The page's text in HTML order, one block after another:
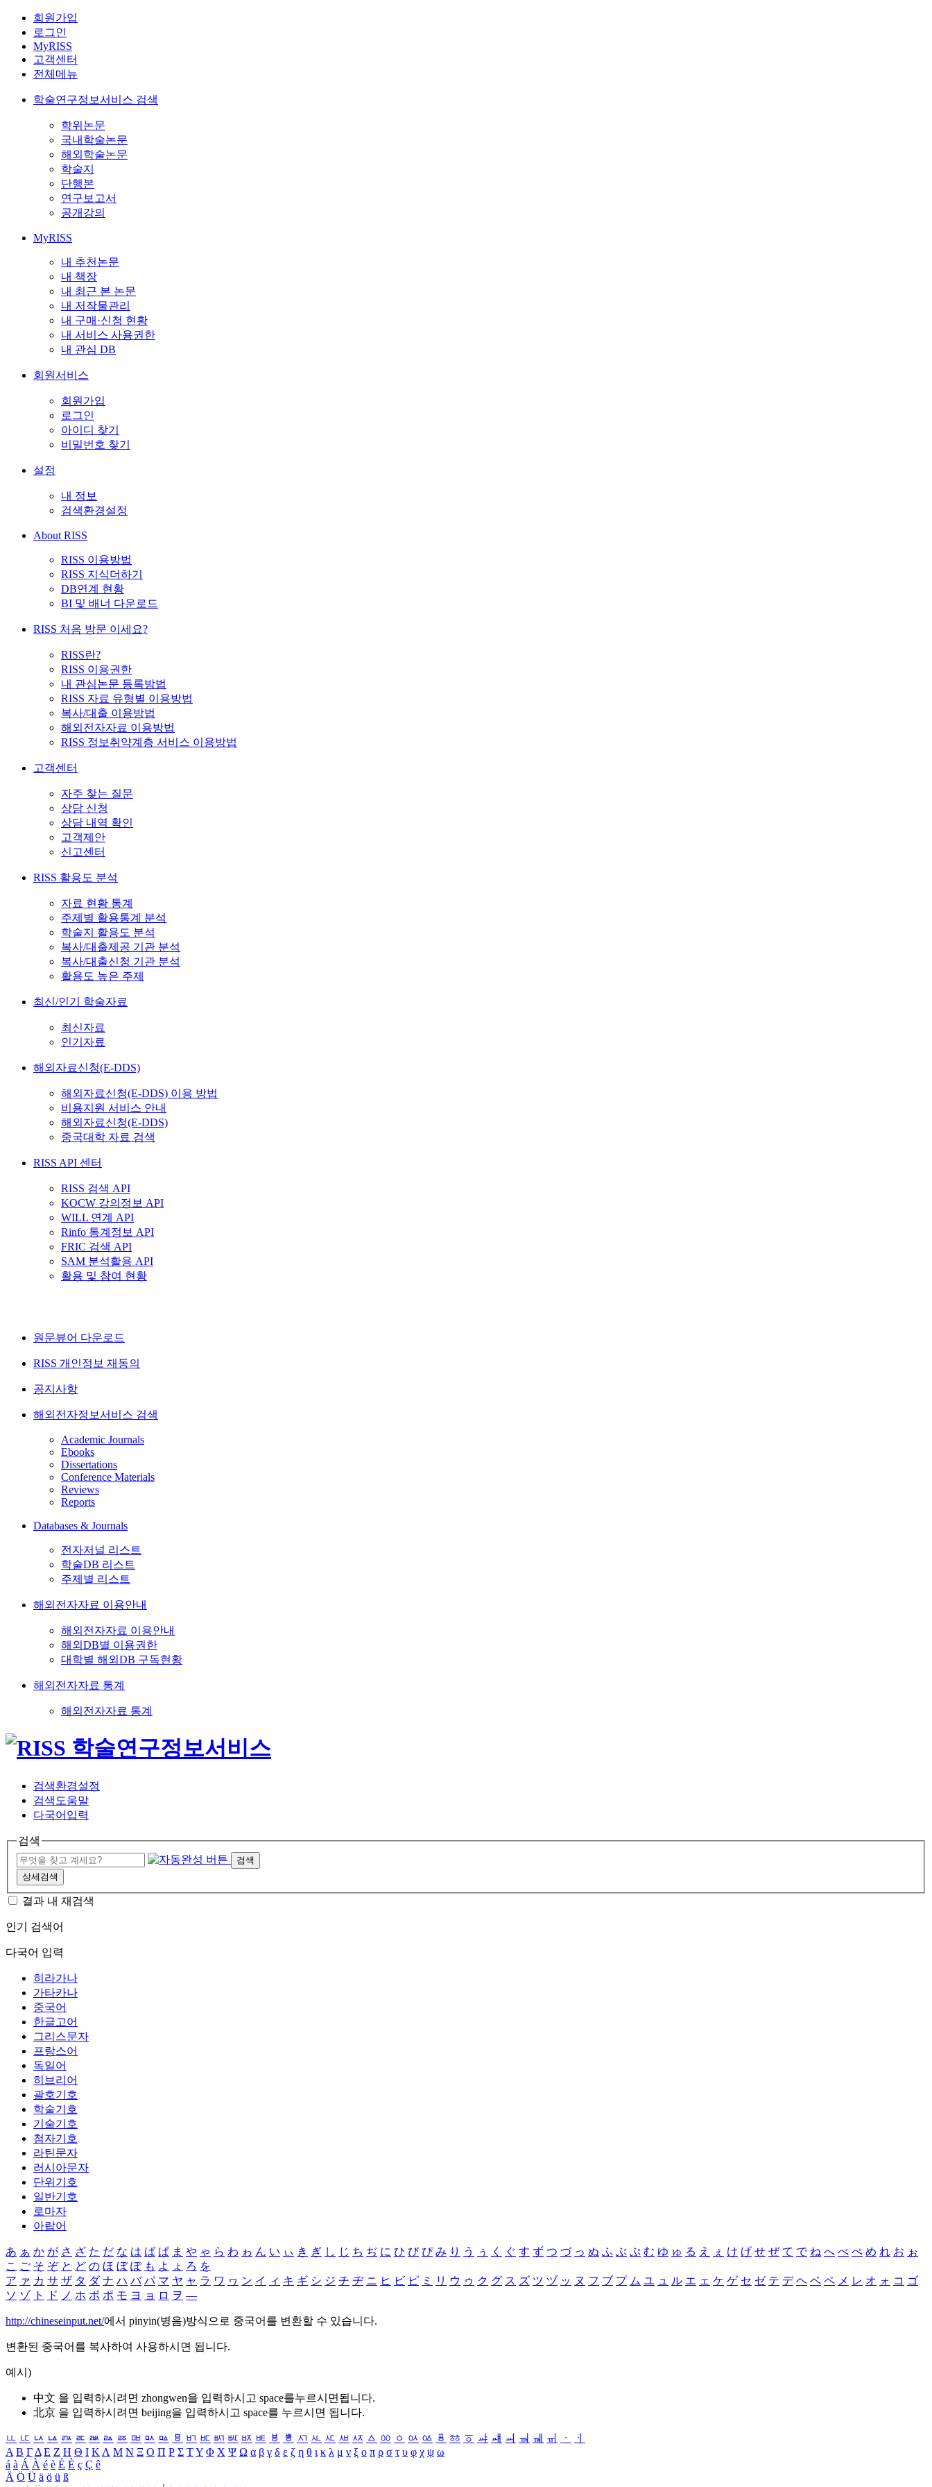
회원가입
로그인
MyRISS
고객센터
전체메뉴
학술연구정보서비스 검색
학위논문
국내학술논문
해외학술논문
학술지
단행본
연구보고서
공개강의
MyRISS
내 추천논문
내 책장
내 최근 본 논문
내 저작물관리
내 구매·신청 현황
내 서비스 사용권한
내 관심 DB
회원서비스
회원가입
로그인
아이디 찾기
비밀번호 찾기
설정
내 정보
검색환경설정
About RISS
RISS 이용방법
RISS 지식더하기
DB연계 현황
BI 및 배너 다운로드
RISS 처음 방문 이세요?
RISS란?
RISS 이용권한
내 관심논문 등록방법
RISS 자료 유형별 이용방법
복사/대출 이용방법
해외전자자료 이용방법
RISS 정보취약계층 서비스 이용방법
고객센터
자주 찾는 질문
상담 신청
상담 내역 확인
고객제안
신고센터
RISS 활용도 분석
자료 현황 통계
주제별 활용통계 분석
학술지 활용도 분석
복사/대출제공 기관 분석
복사/대출신청 기관 분석
활용도 높은 주제
최신/인기 학술자료
최신자료
인기자료
해외자료신청(E-DDS)
해외자료신청(E-DDS) 이용 방법
비용지원 서비스 안내
해외자료신청(E-DDS)
중국대학 자료 검색
RISS API 센터
RISS 검색 API
KOCW 강의정보 API
WILL 연계 API
Rinfo 통계정보 API
FRIC 검색 API
SAM 분석활용 API
활용 및 참여 현황
원문뷰어 다운로드
RISS 개인정보 재동의
공지사항
해외전자정보서비스 검색
Academic Journals
Ebooks
Dissertations
Conference Materials
Reviews
Reports
Databases & Journals
전자저널 리스트
학술DB 리스트
주제별 리스트
해외전자자료 이용안내
해외전자자료 이용안내
해외DB별 이용권한
대학별 해외DB 구독현황
해외전자자료 통계
해외전자자료 통계
검색환경설정
검색도움말
다국어입력
검색
검색
상세검색
결과 내 재검색
인기 검색어
다국어 입력
히라가나
가타카나
중국어
한글고어
그리스문자
프랑스어
독일어
히브리어
괄호기호
학술기호
기술기호
첨자기호
라틴문자
러시아문자
단위기호
일반기호
로마자
아랍어
あ ぁ か が さ ざ た だ な は ば ぱ ま や ゃ ら わ ゎ ん い ぃ き ぎ し じ ち ぢ に ひ び ぴ み り う ぅ く ぐ す ず つ づ っ ぬ ふ ぶ ぷ む ゆ ゅ る え ぇ け げ せ ぜ て で ね へ べ ぺ め れ お ぉ
こ ご そ ぞ と ど の ほ ぼ ぽ も よ ょ ろ を
ア ァ カ サ ザ タ ダ ナ ハ バ パ マ ヤ ャ ラ ワ ヮ ン イ ィ キ ギ シ ジ チ ヂ ニ ヒ ビ ピ ミ リ ウ ゥ ク グ ス ズ ツ ヅ ッ ヌ フ ブ プ ム ユ ュ ル エ ェ ケ ゲ セ ゼ テ デ ヘ ベ ペ メ レ オ ォ コ ゴ
ソ ゾ ト ド ノ ホ ボ ポ モ ヨ ョ ロ ヲ ―
http://chineseinput.net/에서 pinyin(병음)방식으로 중국어를 변환할 수 있습니다.
변환된 중국어를 복사하여 사용하시면 됩니다.
예시)
中文 을 입력하시려면 zhongwen을 입력하시고 space를누르시면됩니다.
北京 을 입력하시려면 beijing을 입력하시고 space를 누르시면 됩니다.
ㅥ ㅦ ㅧ ㅨ ㅩ ㅪ ㅫ ㅬ ㅭ ㅮ ㅯ ㅰ ㅱ ㅲ ㅳ ㅴ ㅵ ㅶ ㅷ ㅸ ㅹ ㅺ ㅻ ㅼ ㅽ ㅾ ㅿ ㆀ ㆁ ㆂ ㆃ ㆄ ㆅ ㆆ ㆇ ㆈ ㆉ ㆊ ㆋ ㆌ ㆍ
ㆎ
Α Β ΓΔ Ε Ζ Η Θ Ι ΚΛ Μ Ν Ξ Ο Π Ρ Σ ΤΥ Φ Χ Ψ Ω α β γ δ ε ζ η θ ι κ λ μ ν ξ ο π ρ σ τ υ φ χ ψ ω
á à Á À é è É È ç Ç ê
Ä Ö Ü ä ö ü ß